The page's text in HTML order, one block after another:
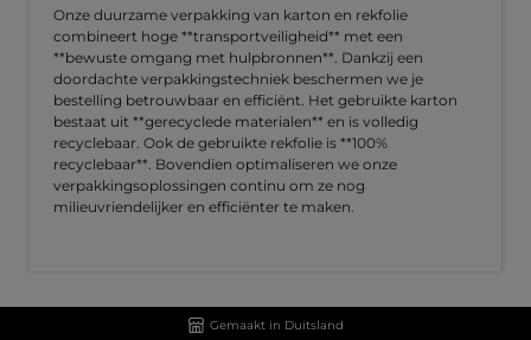
Onze duurzame verpakking van karton en rekfolie
combineert hoge **transportveiligheid** met een
**bewuste omgang met hulpbronnen**. Dankzij een
doordachte verpakkingstechniek beschermen we je
bestelling betrouwbaar en efficiënt. Het gebruikte karton
bestaat uit **gerecyclede materialen** en is volledig
recyclebaar. Ook de gebruikte rekfolie is **100%
recyclebaar**. Bovendien optimaliseren we onze
verpakkingsoplossingen continu om ze nog
milieuvriendelijker en efficiënter te maken.
Gemaakt in Duitsland